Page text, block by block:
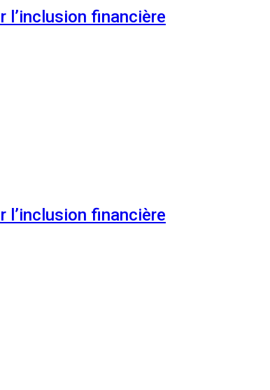
l’inclusion financière
l’inclusion financière